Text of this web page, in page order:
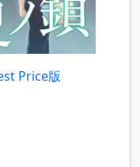
Price版